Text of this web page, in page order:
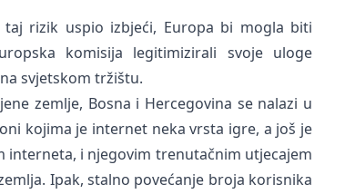
rizik uspio izbjeći, Europa bi mogla biti
komisija legitimizirali svoje uloge
svjetskom tržištu.
zemlje, Bosna i Hercegovina se nalazi u
kojima je internet neka vrsta igre, a još je
interneta, i njegovim trenutačnim utjecajem
Ipak, stalno povećanje broja korisnika